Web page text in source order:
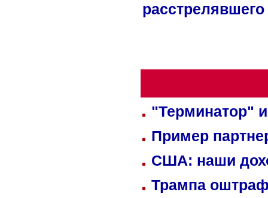
"Терминатор"
Пример
США: наши
Трампа